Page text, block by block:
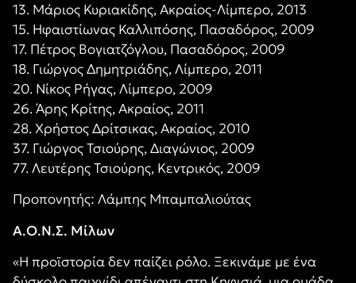
13. Μάριος Κυριακίδης, Ακραίος-Λίμπερο, 2013
15. Ηφαιστίωνας Καλλιπόσης, Πασαδόρος, 2009
17. Πέτρος Βογιατζόγλου, Πασαδόρος, 2009
18. Γιώργος Δημητριάδης, Λίμπερο, 2011
20. Νίκος Ρήγας, Λίμπερο, 2009
26. Άρης Κρίτης, Ακραίος, 2011
28. Χρήστος Δρίτσικας, Ακραίος, 2010
37. Γιώργος Τσιούρης, Διαγώνιος, 2009
77. Λευτέρης Τσιούρης, Κεντρικός, 2009
Προπονητής: Λάμπης Μπαμπαλιούτας
Α.Ο.Ν.Σ. Μίλων
«Η προϊστορία δεν παίζει ρόλο. Ξεκινάμε με ένα